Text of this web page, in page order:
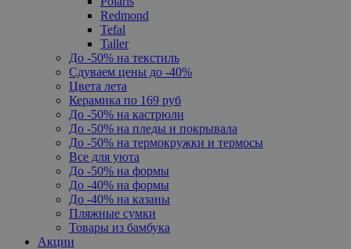
Redmond
Tefal
Taller
До -50% на текстиль
Сдуваем цены до -40%
Цвета лета
Керамика по 169 руб
До -50% на кастрюли
До -50% на пледы и покрывала
До -50% на термокружки и термосы
Все для уюта
До -50% на формы
До -40% на формы
До -40% на казаны
Пляжные сумки
Товары из бамбука
Акции